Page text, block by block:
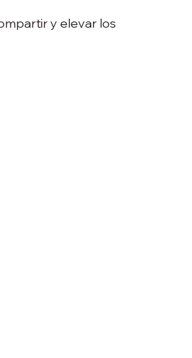
y elevar los